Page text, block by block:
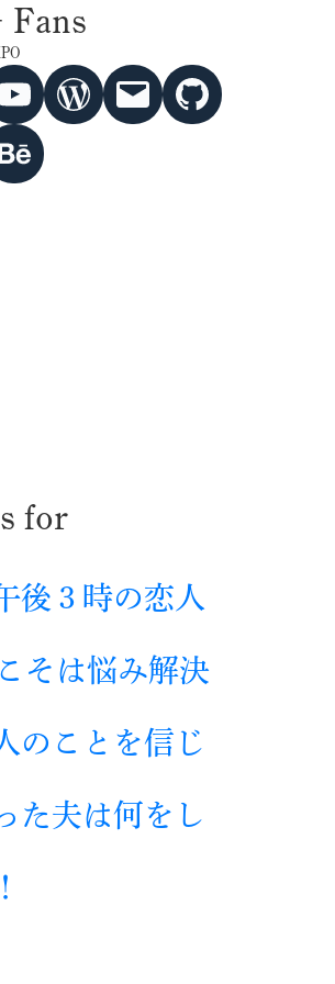
Fans
WordPress Mail
GitHub
for
後３時の恋人
そは悩み解決
のことを信じ
た夫は何をし